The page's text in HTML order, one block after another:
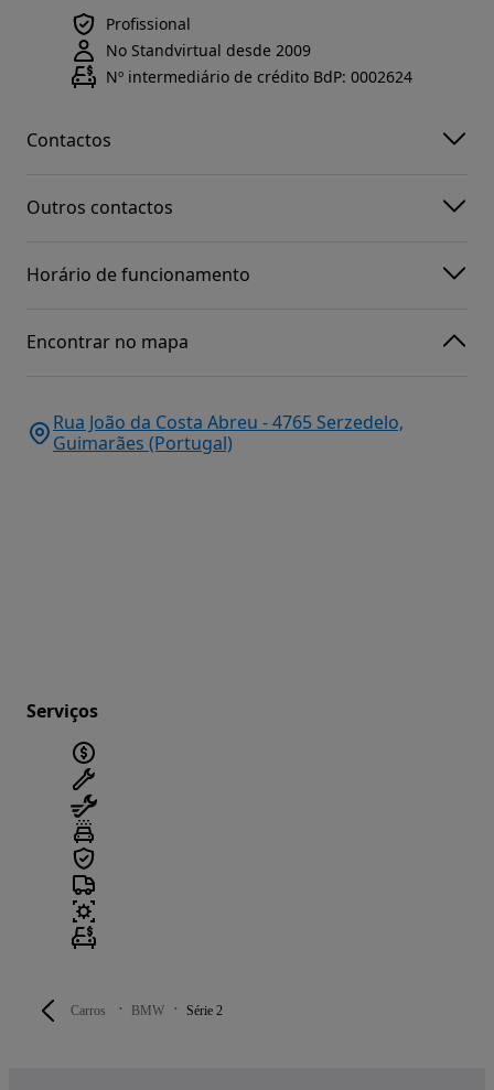
Carros BMW Série 2
Profissional
No Standvirtual desde 2009
Nº intermediário de crédito BdP: 0002624
Contactos
Outros contactos
Horário de funcionamento
Encontrar no mapa
Rua João da Costa Abreu - 4765 Serzedelo,
Guimarães (Portugal)
Serviços